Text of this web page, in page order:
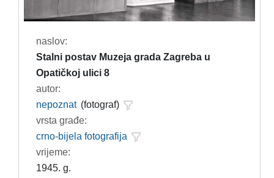
naslov:
Stalni postav Muzeja grada Zagreba u
Opatičkoj ulici 8
autor:
nepoznat (fotograf)
vrsta građe:
crno-bijela fotografija
vrijeme:
1945. g.